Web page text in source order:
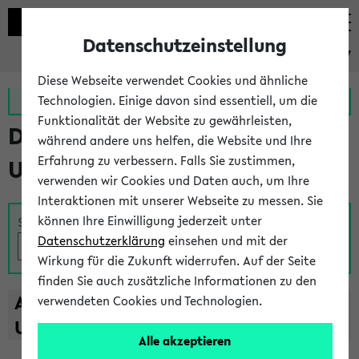
eKVV
Zur MeineUni App Zum MeineUni Portal
Das Lehrangebot der
Universität Bielefeld
Suche
A B C D E F G H I J K L M N O
U
V W X Y
Z
Datenschutzeinstellung
Diese Webseite verwendet Cookies und ähnliche
Technologien. Einige davon sind essentiell, um die
Funktionalität der Website zu gewährleisten,
während andere uns helfen, die Website und Ihre
Erfahrung zu verbessern. Falls Sie zustimmen,
verwenden wir Cookies und Daten auch, um Ihre
Interaktionen mit unserer Webseite zu messen. Sie
können Ihre Einwilligung jederzeit unter
Datenschutzerklärung einsehen und mit der
Wirkung für die Zukunft widerrufen. Auf der Seite
finden Sie auch zusätzliche Informationen zu den
verwendeten Cookies und Technologien.
Alle akzeptieren